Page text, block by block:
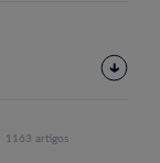
1163 artigos